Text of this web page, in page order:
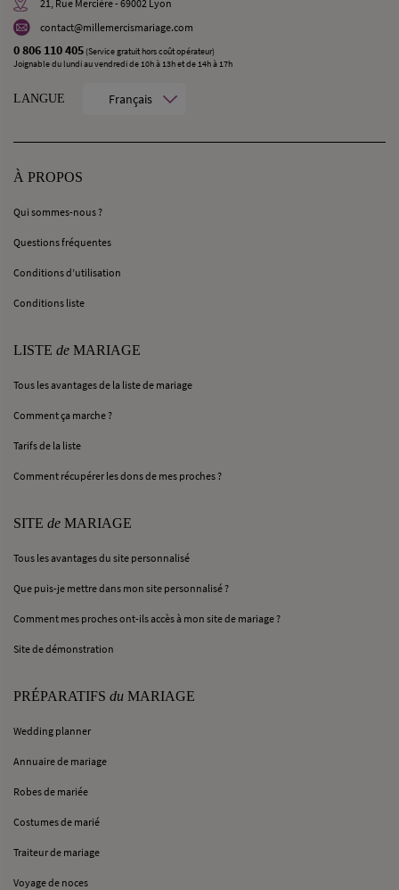
21, Rue Mercière - 69002 Lyon
contact@millemercismariage.com
0 806 110 405 (Service gratuit hors coût opérateur)
Joignable du lundi au vendredi de 10h à 13h et de 14h à 17h
LANGUE Français
À PROPOS
Qui sommes-nous ?
Questions fréquentes
Conditions d’utilisation
Conditions liste
LISTE de MARIAGE
Tous les avantages de la liste de mariage
Comment ça marche ?
Tarifs de la liste
Comment récupérer les dons de mes proches ?
SITE de MARIAGE
Tous les avantages du site personnalisé
Que puis-je mettre dans mon site personnalisé ?
Comment mes proches ont-ils accès à mon site de mariage ?
Site de démonstration
PRÉPARATIFS du MARIAGE
Wedding planner
Annuaire de mariage
Robes de mariée
Costumes de marié
Traiteur de mariage
Voyage de noces